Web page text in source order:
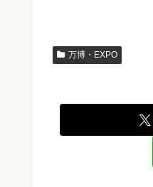
万博・EXPO